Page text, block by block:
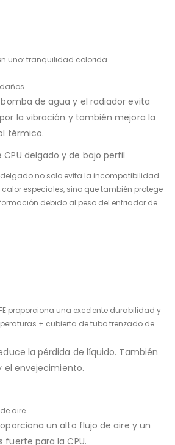
uno: tranquilidad colorida
de agua y el radiador evita
la vibración y también mejora la
térmico.
delgado y de bajo perfil
delgado no solo evita la incompatibilidad
especiales, sino que también protege
debido al peso del enfriador de
proporciona una excelente durabilidad y
+ cubierta de tubo trenzado de
la pérdida de líquido. También
el envejecimiento.
aire
un alto flujo de aire y un
para la CPU.